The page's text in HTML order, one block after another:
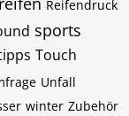
Reifendruck
sports
Touch
Unfall
winter Zubehör